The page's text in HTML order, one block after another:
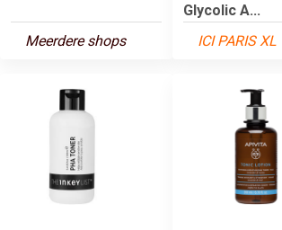
Meerdere shops
Glycolic A...
ICI PARIS XL